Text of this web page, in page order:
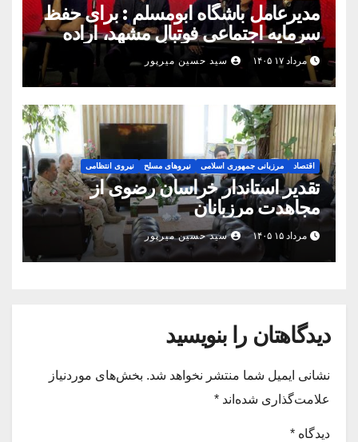
مدیرعامل باشگاه ابومسلم : برای حفظ
سرمایه اجتماعی فوتبال مشهد، اراده
مشترک استان شکل بگیرد
مرداد ۱۷ ۱۴۰۵ سید حسین میرپور
اقتصاد مرزبانی جمهوری اسلامی نیروهای مسلح نیروی انتظامی
تقدیر استاندار خراسان رضوی از
مجاهدت مرزبانان
مرداد ۱۵ ۱۴۰۵ سید حسین میرپور
دیدگاهتان را بنویسید
نشانی ایمیل شما منتشر نخواهد شد. بخش‌های موردنیاز
علامت‌گذاری شده‌اند *
دیدگاه *